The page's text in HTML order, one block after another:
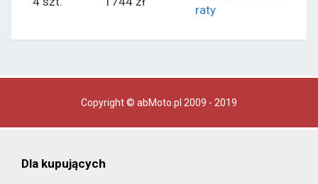
raty
Copyright © abMoto.pl 2009 - 2019
Dla kupujących